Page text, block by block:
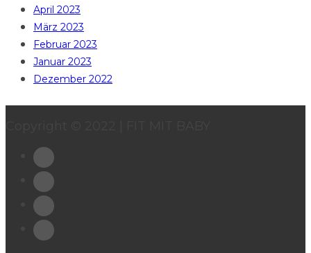
April 2023
März 2023
Februar 2023
Januar 2023
Dezember 2022